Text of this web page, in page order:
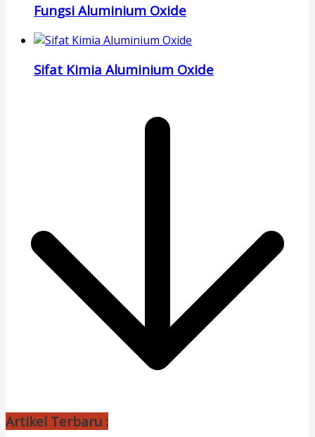
Fungsi Aluminium Oxide
Sifat Kimia Aluminium Oxide
Artikel Terbaru :